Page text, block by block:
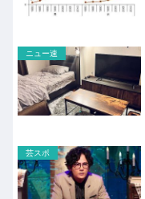
ニュー速
芸スポ